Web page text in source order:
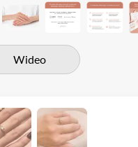
Wideo